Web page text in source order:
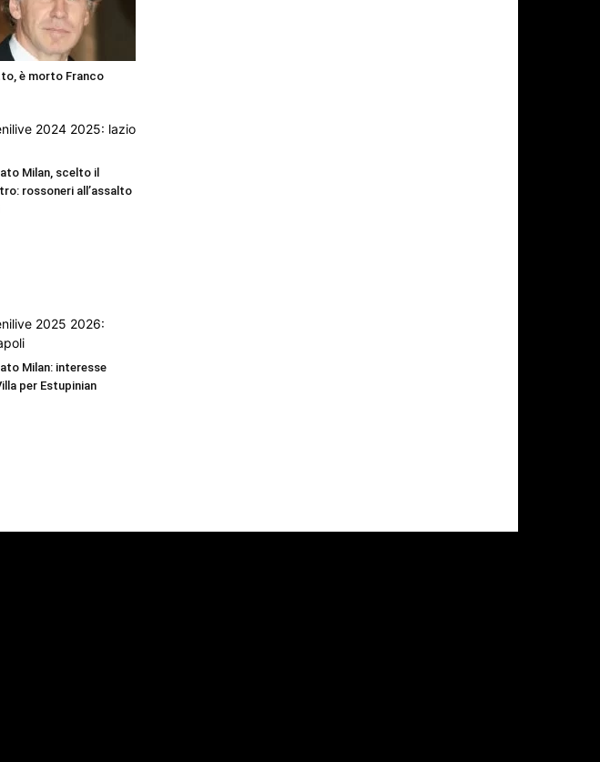
è morto Franco
Milan, scelto il
rossoneri all’assalto
Milan: interesse
per Estupinian